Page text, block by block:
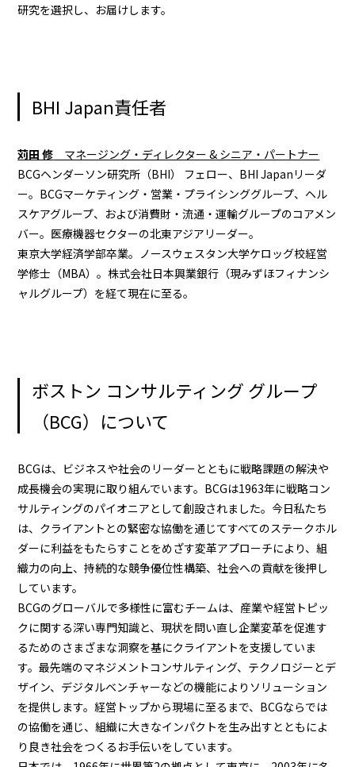
研究を選択し、お届けします。
BHI Japan責任者
苅田 修 マネージング・ディレクター & シニア・パートナー
BCGヘンダーソン研究所（BHI） フェロー、BHI Japanリーダ
ー。BCGマーケティング・営業・プライシンググループ、ヘル
スケアグループ、および消費財・流通・運輸グループのコアメン
バー。医療機器セクターの北東アジアリーダー。
東京大学経済学部卒業。ノースウェスタン大学ケロッグ校経営
学修士（MBA）。株式会社日本興業銀行（現みずほフィナンシ
ャルグループ）を経て現在に至る。
ボストン コンサルティング グループ
（BCG）について
BCGは、ビジネスや社会のリーダーとともに戦略課題の解決や
成長機会の実現に取り組んでいます。BCGは1963年に戦略コン
サルティングのパイオニアとして創設されました。今日私たち
は、クライアントとの緊密な協働を通じてすべてのステークホル
ダーに利益をもたらすことをめざす変革アプローチにより、組
織力の向上、持続的な競争優位性構築、社会への貢献を後押し
しています。
BCGのグローバルで多様性に富むチームは、産業や経営トピッ
クに関する深い専門知識と、現状を問い直し企業変革を促進す
るためのさまざまな洞察を基にクライアントを支援していま
す。最先端のマネジメントコンサルティング、テクノロジーとデ
ザイン、デジタルベンチャーなどの機能によりソリューション
を提供します。経営トップから現場に至るまで、BCGならでは
の協働を通じ、組織に大きなインパクトを生み出すとともによ
り良き社会をつくるお手伝いをしています。